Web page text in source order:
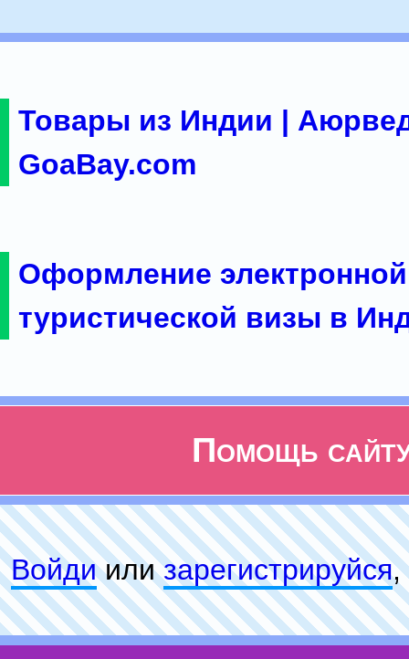
Товары из Индии |
GoaBay.com
Оформление электронной
туристической визы в
Помощь
Войдиилизарeгиcтpируйся,